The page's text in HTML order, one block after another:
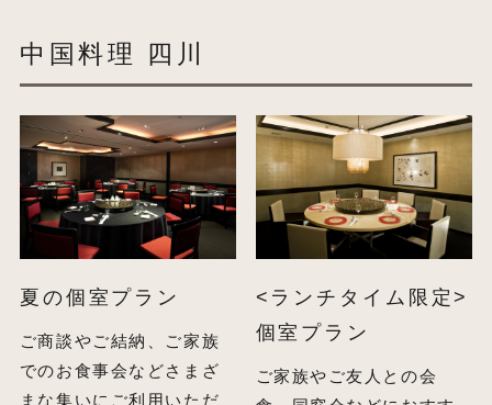
中国料理 四川
夏の個室プラン
ご商談やご結納、ご家族
でのお食事会などさまざ
まな集いにご利用いただ
<ランチタイム限定>
個室プラン
ご家族やご友人との会